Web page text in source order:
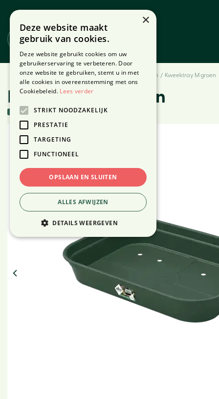
naar
content
Home Producten Buiten Tuin & Terras Moestuin Kweektray M groen
Website Webshop
Kweektray M groen
57 stuks in voorraad
×
Deze website maakt
gebruik van cookies.
Deze website gebruikt cookies om uw
gebruikerservaring te verbeteren. Door
onze website te gebruiken, stemt u in met
alle cookies in overeenstemming met ons
Cookiebeleid. Lees verder
STRIKT NOODZAKELIJK
PRESTATIE
TARGETING
FUNCTIONEEL
OPSLAAN EN SLUITEN
ALLES AFWIJZEN
DETAILS WEERGEVEN